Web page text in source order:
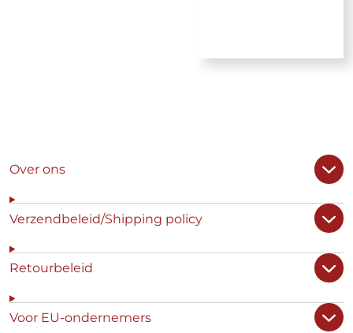
Over ons
Verzendbeleid/Shipping policy
Retourbeleid
Voor EU-ondernemers